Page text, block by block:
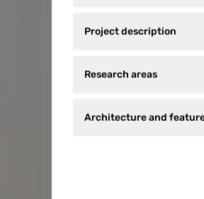
Project description
Research areas
Architecture and